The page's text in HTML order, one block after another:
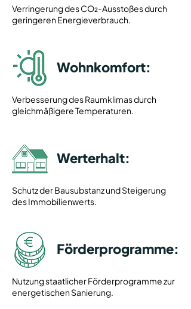
Verringerung des CO₂-Ausstoßes durch
geringeren Energieverbrauch.
Wohnkomfort:
Verbesserung des Raumklimas durch
gleichmäßigere Temperaturen.
Werterhalt:
Schutz der Bausubstanz und Steigerung
des Immobilienwerts.
Förderprogramme:
Nutzung staatlicher Förderprogramme zur
energetischen Sanierung.